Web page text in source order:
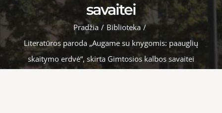
savaitei
Pradžia / Biblioteka /
Literatūros paroda „Augame su knygomis: paauglių
skaitymo erdvė“, skirta Gimtosios kalbos savaitei